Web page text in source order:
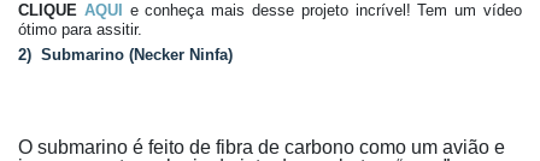
CLIQUE AQUI e conheça mais desse projeto incrível! Tem um vídeo
ótimo para assitir.
2) Submarino (Necker Ninfa)
O submarino é feito de fibra de carbono como um avião e